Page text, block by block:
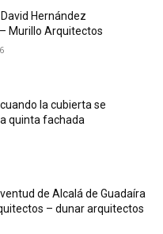
Hernández
Murillo Arquitectos
la cubierta se
quinta fachada
de Alcalá de Guadaíra
– dunar arquitectos